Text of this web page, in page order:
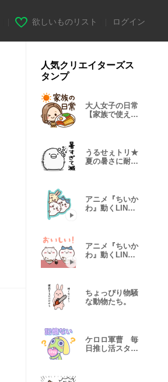
欲しいものリスト ログイン
人気クリエイターズス
タンプ
大人女子の日常
【家族で使える
うるせぇトリ★
夏の暑さに耐え
アニメ『ちいか
わ』動くLINE
アニメ『ちいか
わ』動くLINE
ちょっぴり物騒
な動物たち。
ケロロ軍曹 毎
日推し活スタン